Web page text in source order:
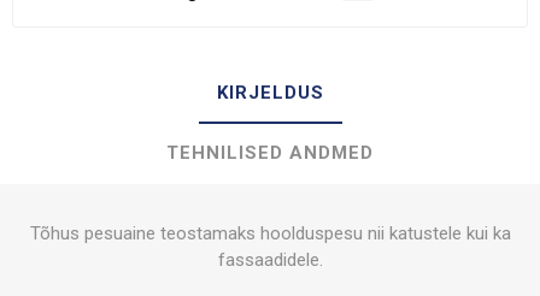
KIRJELDUS
TEHNILISED ANDMED
Tõhus pesuaine teostamaks hoolduspesu nii katustele kui ka
fassaadidele.